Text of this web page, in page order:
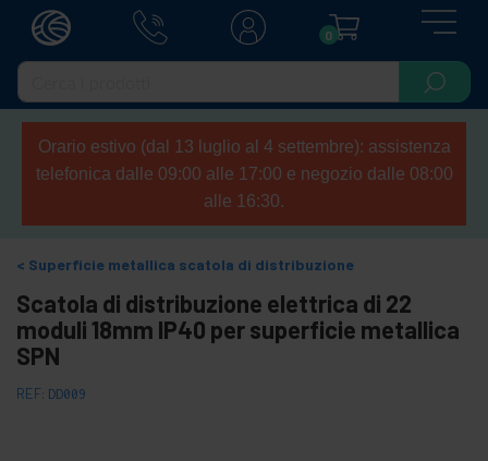
0
Orario estivo (dal 13 luglio al 4 settembre): assistenza
telefonica dalle 09:00 alle 17:00 e negozio dalle 08:00
alle 16:30.
Superficie metallica scatola di distribuzione
Scatola di distribuzione elettrica di 22
moduli 18mm IP40 per superficie metallica
SPN
REF: DD009